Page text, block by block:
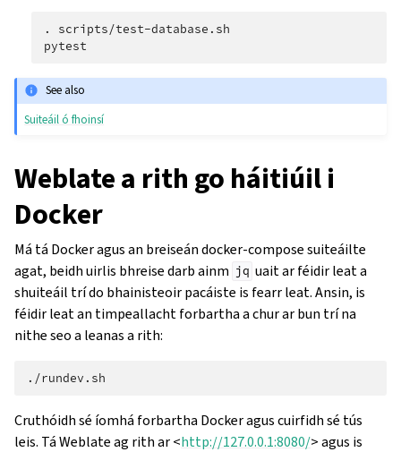
.
scripts/test-database.sh
See also
Suiteáil ó fhoinsí
Weblate a rith go háitiúil i
Docker
Má tá Docker agus an breiseán docker-compose suiteáilte
agat, beidh uirlis bhreise darb ainm jq uait ar féidir leat a
shuiteáil trí do bhainisteoir pacáiste is fearr leat. Ansin, is
féidir leat an timpeallacht forbartha a chur ar bun trí na
nithe seo a leanas a rith:
Cruthóidh sé íomhá forbartha Docker agus cuirfidh sé tús
leis. Tá Weblate ag rith ar <http://127.0.0.1:8080/> agus is